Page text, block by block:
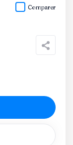
Comparer